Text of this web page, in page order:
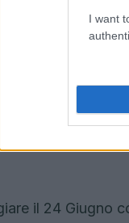
I want
il 24 Giugno